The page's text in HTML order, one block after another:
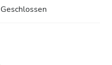
Geschlossen